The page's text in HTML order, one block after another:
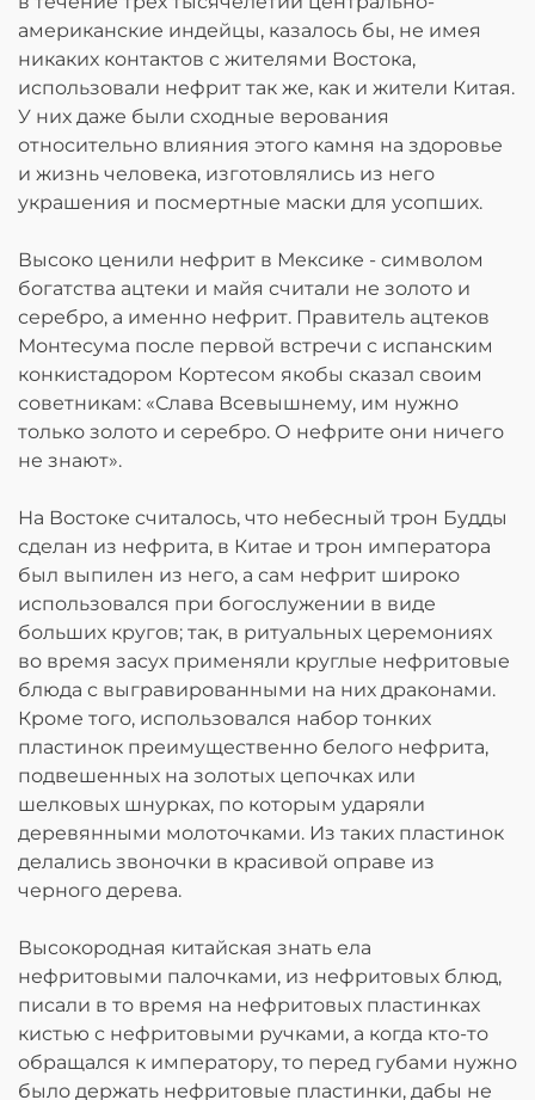
американские индейцы, казалось бы, не имея
никаких контактов с жителями Востока,
использовали нефрит так же, как и жители Китая.
У них даже были сходные верования
относительно влияния этого камня на здоровье
и жизнь человека, изготовлялись из него
украшения и посмертные маски для усопших.
Высоко ценили нефрит в Мексике - символом
богатства ацтеки и майя считали не золото и
серебро, а именно нефрит. Правитель ацтеков
Монтесума после первой встречи с испанским
конкистадором Кортесом якобы сказал своим
советникам: «Слава Всевышнему, им нужно
только золото и серебро. О нефрите они ничего
не знают».
На Востоке считалось, что небесный трон Будды
сделан из нефрита, в Китае и трон императора
был выпилен из него, а сам нефрит широко
использовался при богослужении в виде
больших кругов; так, в ритуальных церемониях
во время засух применяли круглые нефритовые
блюда с выгравированными на них драконами.
Кроме того, использовался набор тонких
пластинок преимущественно белого нефрита,
подвешенных на золотых цепочках или
шелковых шнурках, по которым ударяли
деревянными молоточками. Из таких пластинок
делались звоночки в красивой оправе из
черного дерева.
Высокородная китайская знать ела
нефритовыми палочками, из нефритовых блюд,
писали в то время на нефритовых пластинках
кистью с нефритовыми ручками, а когда кто-то
обращался к императору, то перед губами нужно
было держать нефритовые пластинки, дабы не